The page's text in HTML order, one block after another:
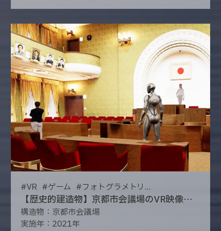
#VR #ゲーム #フォトグラメトリ...
【歴史的建造物】京都市会議場のVR映像プロジェクト
構造物：京都市会議場
実施年：2021年